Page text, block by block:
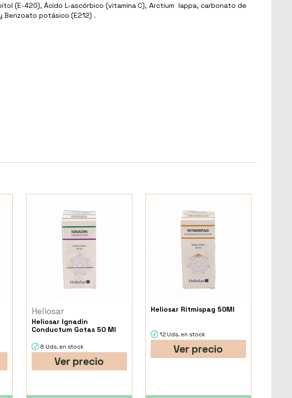
(E-420), Ácido L-ascórbico (vitamina C), Arctium lappa, carbonato de
potásico (E212) .
Heliosar
Heliosar Ignadin
Conductum Gotas 50 Ml
8 Uds. en stock
Ver precio
Heliosar Ritmispag 50Ml
12 Uds. en stock
Ver precio